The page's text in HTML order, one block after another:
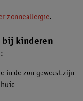
zonneallergie.
bij kinderen
in de zon geweest zijn